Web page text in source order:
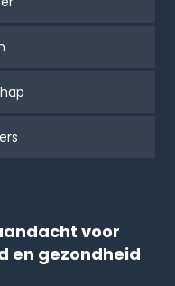
voor
en gezondheid